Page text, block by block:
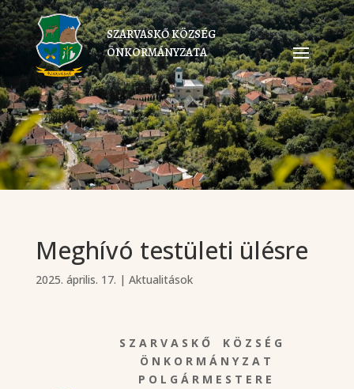
SZARVASKŐ KÖZSÉG
ÖNKORMÁNYZATA
Meghívó testületi ülésre
2025. április. 17. | Aktualitások
S Z A R V A S K Ő K Ö Z S É G
Ö N K O R M Á N Y Z A T
P O L G Á R M E S T E R E